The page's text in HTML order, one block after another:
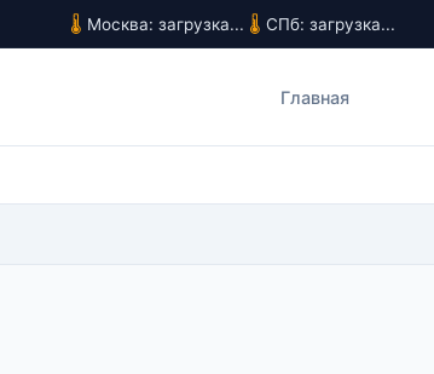
Москва: загрузка... СПб: загрузка...
Главная